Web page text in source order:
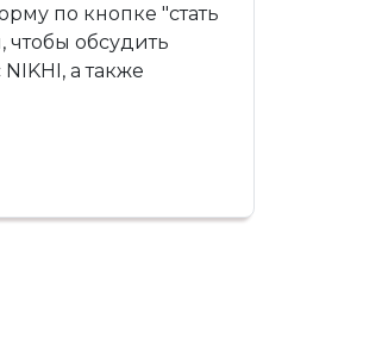
по кнопке "стать
обсудить
а также